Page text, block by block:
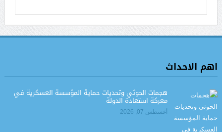
اهم الاحداث
هجمات الحوثي وتحديات حماية المؤسسة العسكرية في
معركة استعادة الدولة
أغسطس 07, 2026